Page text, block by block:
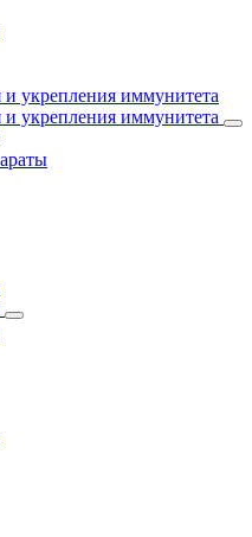
и укрепления иммунитета
и укрепления иммунитета